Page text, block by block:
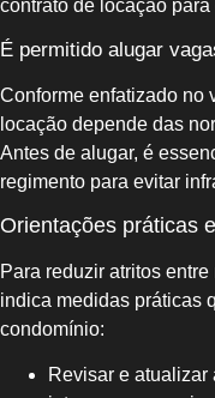
contrato de locação
É permitido alugar
Conforme enfatizado no
locação depende das
Antes de alugar, é
regimento para evitar
Orientações práticas
Para reduzir atritos
indica medidas práticas
condomínio:
Revisar e atualizar